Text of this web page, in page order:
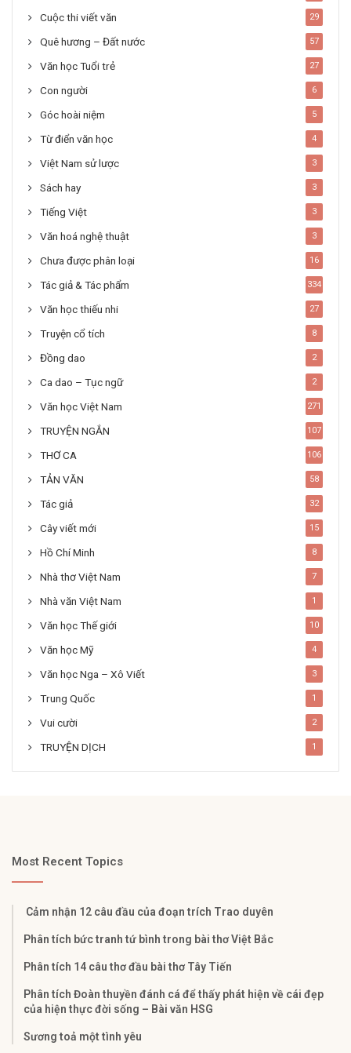
Cuộc thi viết văn 29
Quê hương – Đất nước 57
Văn học Tuổi trẻ 27
Con người 6
Góc hoài niệm 5
Từ điển văn học 4
Việt Nam sử lược 3
Sách hay 3
Tiếng Việt 3
Văn hoá nghệ thuật 3
Chưa được phân loại 16
Tác giả & Tác phẩm 334
Văn học thiếu nhi 27
Truyện cổ tích 8
Đồng dao 2
Ca dao – Tục ngữ 2
Văn học Việt Nam 271
TRUYỆN NGẮN 107
THƠ CA 106
TẢN VĂN 58
Tác giả 32
Cây viết mới 15
Hồ Chí Minh 8
Nhà thơ Việt Nam 7
Nhà văn Việt Nam 1
Văn học Thế giới 10
Văn học Mỹ 4
Văn học Nga – Xô Viết 3
Trung Quốc 1
Vui cười 2
TRUYỆN DỊCH 1
Most Recent Topics
Cảm nhận 12 câu đầu của đoạn trích Trao duyên
Phân tích bức tranh tứ bình trong bài thơ Việt Bắc
Phân tích 14 câu thơ đầu bài thơ Tây Tiến
Phân tích Đoàn thuyền đánh cá để thấy phát hiện về cái đẹp
của hiện thực đời sống – Bài văn HSG
Sương toả một tình yêu